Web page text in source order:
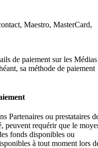
Maestro, MasterCard,
de paiement sur les Médias
sa méthode de paiement
Partenaires ou prestataires
peuvent requérir que le
fonds disponibles ou
à tout moment lors